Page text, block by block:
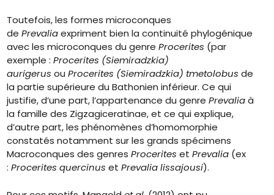
Toutefois, les formes microconques
dePrevaliaexpriment bien la continuité phylogénique
avec les microconques du genreProcerites (par
exemple :Procerites (Siemiradzkia)
aurigerus ouProcerites (Siemiradzkia) tmetolobus de
la partie supérieure du Bathonien inférieur. Ce qui
justifie, d’une part, l’appartenance du genrePrevaliaà
la famille des Zigzagiceratinae, et ce qui explique,
d’autre part, les phénomènes d’homomorphie
constatés notamment sur les grands spécimens
Macroconques des genresProcerites etPrevalia (ex
:Procerites quercinus etPrevalia lissajousi).